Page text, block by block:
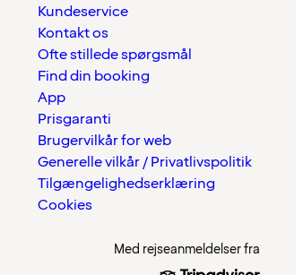
Kundeservice
Kontakt os
Ofte stillede spørgsmål
Find din booking
App
Prisgaranti
Brugervilkår for web
Generelle vilkår / Privatlivspolitik
Tilgængelighedserklæring
Cookies
Med rejseanmeldelser fra